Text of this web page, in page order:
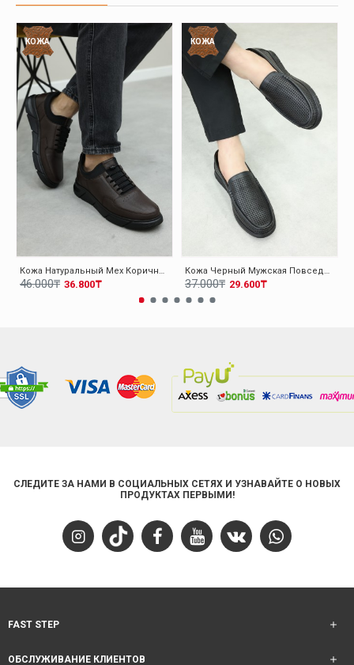
КОЖА
Кожа Натуральный Мех Коричневый Мужская Повседневная Обувь 126KMA137
36.800₸
46.000₸
КОЖА
Кожа Черный Мужская Повседневная Обувь 126MA001
29.600₸
37.000₸
СЛЕДИТЕ ЗА НАМИ В СОЦИАЛЬНЫХ СЕТЯХ И УЗНАВАЙТЕ О НОВЫХ
ПРОДУКТАХ ПЕРВЫМИ!
FAST STEP
ОБСЛУЖИВАНИЕ КЛИЕНТОВ